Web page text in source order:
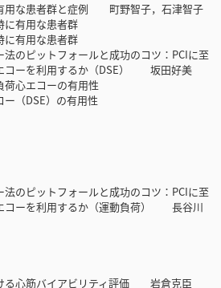
な患者群と症例 町野智子，石津智子
有用な患者群
有用な患者群
ピットフォールと成功のコツ：PCIに至
コーを利用するか（DSE） 坂田好美
心エコーの有用性
DSE）の有用性
ピットフォールと成功のコツ：PCIに至
コーを利用するか（運動負荷） 長谷川
心筋バイアビリティ評価 岩倉克臣